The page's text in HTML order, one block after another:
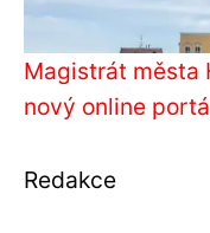
Magistrát města
nový online
Redakce